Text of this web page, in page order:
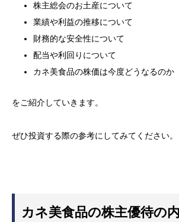
株主総会のお土産について
業績や利益の推移について
財務的な安全性について
配当や利回りについて
カネ美食品の株価は今度どうなるのか
をご紹介していきます。
ぜひ投資する際の参考にしてみてください。
カネ美食品の株主優待の